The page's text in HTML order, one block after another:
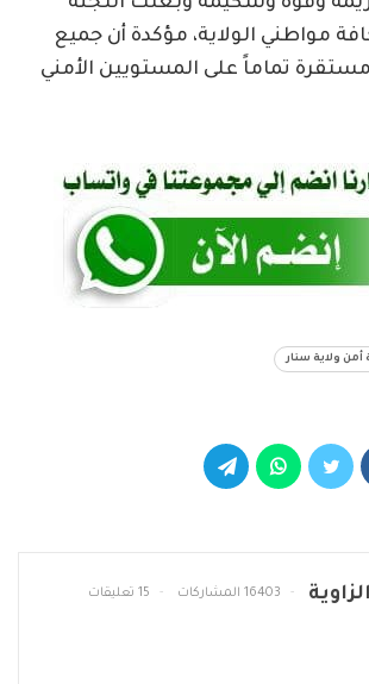
مواطني الولاية، مؤكدة أن جميع
تماماً على المستويين الأمني
أمن ولاية سنار
الزاوية 16403 المشاركات 15 تعليقات